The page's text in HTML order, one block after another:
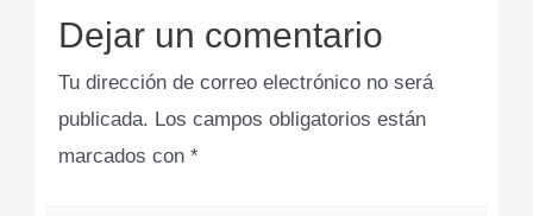
Dejar un comentario
Tu dirección de correo electrónico no será
publicada. Los campos obligatorios están
marcados con*